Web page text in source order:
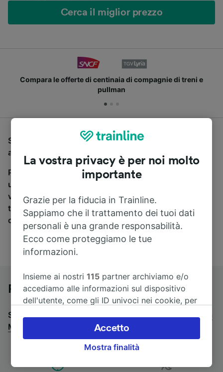
Cerca il miglior prezzo
Compara le offerte di centinaia di compagnie di treni e
pullman
Se stai cercando un pullman per viaggiare da Annecy
a Mâcon, sei nel posto giusto.
Per trovare i biglietti dei pullman, è sufficiente avviare
una ricerca in alto, e compareremo i tempi e i costi del
viaggio in treno e in pullman. Con Trainline puoi
trovare i biglietti per viaggiare con oltre 170
compagnie ferroviarie e dei pullman.
Pullman da Annecy a Mâcon
Stai cercando un viaggio di ritorno? Vai su
Mâcon a Annecy
La vostra privacy è per noi molto
importante
Grazie per la fiducia in Trainline.
Sappiamo che il trattamento dei tuoi dati
personali è una grande responsabilità.
Ecco come proteggiamo le tue
informazioni.
Insieme ai nostri115 partner archiviamo e/o
accediamo alle informazioni sul dispositivo
dell'utente, come gli ID univoci nei cookie, per
accettare o gestire le proprie scelte facendo
clic di seguito, tra cui il proprio diritto di
opporsi sulla base di un interesse legittimo o
Mostra finalità
Accetto